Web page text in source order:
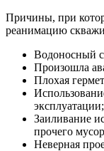
Причины, при
реанимацию
Водоносный
Произошла
Плохая
эксплуатации;
Заиливание
прочего
Неверная